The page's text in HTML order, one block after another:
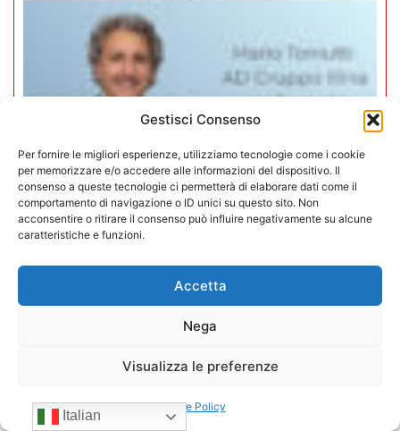
Gestisci Consenso
Per fornire le migliori esperienze, utilizziamo tecnologie come i cookie
per memorizzare e/o accedere alle informazioni del dispositivo. Il
consenso a queste tecnologie ci permetterà di elaborare dati come il
comportamento di navigazione o ID unici su questo sito. Non
acconsentire o ritirare il consenso può influire negativamente su alcune
caratteristiche e funzioni.
Accetta
Nega
Visualizza le preferenze
Cookie Policy
Mario Toniutti confermato Vice
Presidente di CONFIDA per il
quadriennio 2026-2030
15/07/2026
Italian